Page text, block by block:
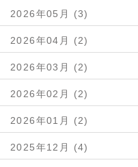
2026年05月 (3)
2026年04月 (2)
2026年03月 (2)
2026年02月 (2)
2026年01月 (2)
2025年12月 (4)